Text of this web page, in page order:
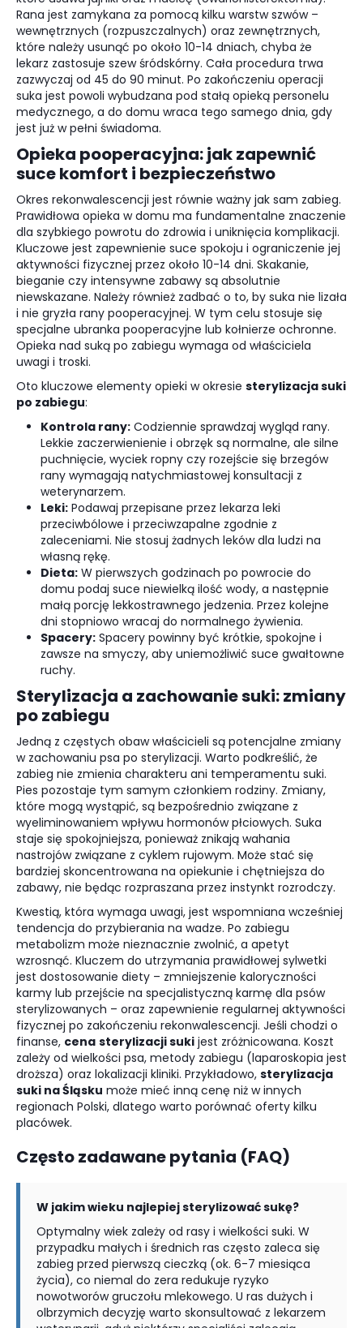
Rana jest zamykana za pomocą kilku warstw szwów –
wewnętrznych (rozpuszczalnych) oraz zewnętrznych,
które należy usunąć po około 10-14 dniach, chyba że
lekarz zastosuje szew śródskórny. Cała procedura trwa
zazwyczaj od 45 do 90 minut. Po zakończeniu operacji
suka jest powoli wybudzana pod stałą opieką personelu
medycznego, a do domu wraca tego samego dnia, gdy
jest już w pełni świadoma.
Opieka pooperacyjna: jak zapewnić
suce komfort i bezpieczeństwo
Okres rekonwalescencji jest równie ważny jak sam zabieg.
Prawidłowa opieka w domu ma fundamentalne znaczenie
dla szybkiego powrotu do zdrowia i uniknięcia komplikacji.
Kluczowe jest zapewnienie suce spokoju i ograniczenie jej
aktywności fizycznej przez około 10-14 dni. Skakanie,
bieganie czy intensywne zabawy są absolutnie
niewskazane. Należy również zadbać o to, by suka nie lizała
i nie gryzła rany pooperacyjnej. W tym celu stosuje się
specjalne ubranka pooperacyjne lub kołnierze ochronne.
Opieka nad suką po zabiegu wymaga od właściciela
uwagi i troski.
Oto kluczowe elementy opieki w okresie sterylizacja suki
po zabiegu:
Kontrola rany: Codziennie sprawdzaj wygląd rany.
Lekkie zaczerwienienie i obrzęk są normalne, ale silne
puchnięcie, wyciek ropny czy rozejście się brzegów
rany wymagają natychmiastowej konsultacji z
weterynarzem.
Leki: Podawaj przepisane przez lekarza leki
przeciwbólowe i przeciwzapalne zgodnie z
zaleceniami. Nie stosuj żadnych leków dla ludzi na
własną rękę.
Dieta: W pierwszych godzinach po powrocie do
domu podaj suce niewielką ilość wody, a następnie
małą porcję lekkostrawnego jedzenia. Przez kolejne
dni stopniowo wracaj do normalnego żywienia.
Spacery: Spacery powinny być krótkie, spokojne i
zawsze na smyczy, aby uniemożliwić suce gwałtowne
ruchy.
Sterylizacja a zachowanie suki: zmiany
po zabiegu
Jedną z częstych obaw właścicieli są potencjalne zmiany
w zachowaniu psa po sterylizacji. Warto podkreślić, że
zabieg nie zmienia charakteru ani temperamentu suki.
Pies pozostaje tym samym członkiem rodziny. Zmiany,
które mogą wystąpić, są bezpośrednio związane z
wyeliminowaniem wpływu hormonów płciowych. Suka
staje się spokojniejsza, ponieważ znikają wahania
nastrojów związane z cyklem rujowym. Może stać się
bardziej skoncentrowana na opiekunie i chętniejsza do
zabawy, nie będąc rozpraszana przez instynkt rozrodczy.
Kwestią, która wymaga uwagi, jest wspomniana wcześniej
tendencja do przybierania na wadze. Po zabiegu
metabolizm może nieznacznie zwolnić, a apetyt
wzrosnąć. Kluczem do utrzymania prawidłowej sylwetki
jest dostosowanie diety – zmniejszenie kaloryczności
karmy lub przejście na specjalistyczną karmę dla psów
sterylizowanych – oraz zapewnienie regularnej aktywności
fizycznej po zakończeniu rekonwalescencji. Jeśli chodzi o
finanse, cena sterylizacji suki jest zróżnicowana. Koszt
zależy od wielkości psa, metody zabiegu (laparoskopia jest
droższa) oraz lokalizacji kliniki. Przykładowo, sterylizacja
suki na Śląsku może mieć inną cenę niż w innych
regionach Polski, dlatego warto porównać oferty kilku
placówek.
Często zadawane pytania (FAQ)
W jakim wieku najlepiej sterylizować sukę?
Optymalny wiek zależy od rasy i wielkości suki. W
przypadku małych i średnich ras często zaleca się
zabieg przed pierwszą cieczką (ok. 6-7 miesiąca
życia), co niemal do zera redukuje ryzyko
nowotworów gruczołu mlekowego. U ras dużych i
olbrzymich decyzję warto skonsultować z lekarzem